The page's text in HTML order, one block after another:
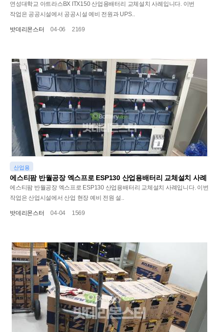
연성대학교 아트라스BX ITX150 산업용배터리 교체설치 사례입니다. 이번
작업은 공공시설에서 공공시설 예비 전원과 UPS..
밧데리몬스터 04-06 2169
산업용
에스티팜 반월공장 엑스프로 ESP130 산업용배터리 교체설치 사례
에스티팜 반월공장 엑스프로 ESP130 산업용배터리 교체설치 사례입니다. 이번
작업은 산업시설에서 산업 현장 예비 전원 설..
밧데리몬스터 04-04 1569